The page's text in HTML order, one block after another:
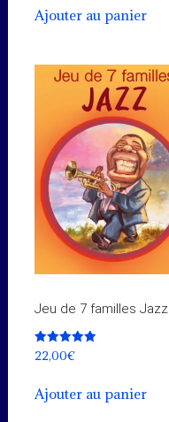
Ajouter au panier
Jeu de 7 familles Jazz
Note
5.00
22,00€
Ajouter au panier